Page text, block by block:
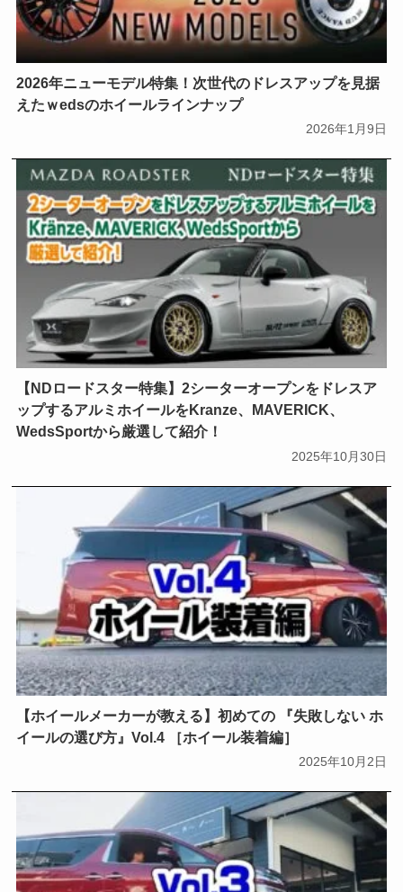
2026年ニューモデル特集！次世代のドレスアップを見据
えたｗedsのホイールラインナップ
2026年1月9日
【NDロードスター特集】2シーターオープンをドレスア
ップするアルミホイールをKranze、MAVERICK、
WedsSportから厳選して紹介！
2025年10月30日
【ホイールメーカーが教える】初めての 『失敗しない ホ
イールの選び方』Vol.4 ［ホイール装着編］
2025年10月2日